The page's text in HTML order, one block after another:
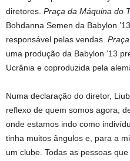
diretores. Praça da Máquina do
Bohdanna Semen da Babylon
responsável pelas vendas.
uma produção da Babylon ’13
Ucrânia e coproduzida pela
Numa declaração do diretor,
reflexo de quem somos agora,
onde estamos indo como
tinha muitos ângulos e, para a
um clube. Todas as pessoas